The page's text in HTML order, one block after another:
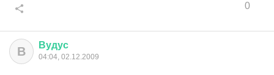
0
В Вудус
04:04, 02.12.2009